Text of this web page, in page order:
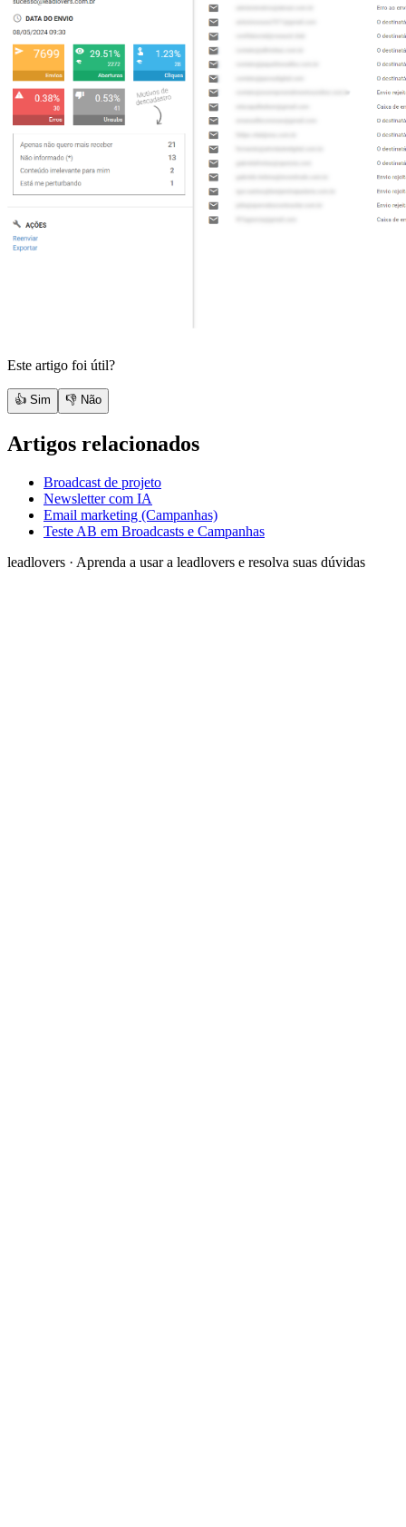
Este artigo foi útil?
👍 Sim 👎 Não
Artigos relacionados
Broadcast de projeto
Newsletter com IA
Email marketing (Campanhas)
Teste AB em Broadcasts e Campanhas
leadlovers · Aprenda a usar a leadlovers e resolva suas dúvidas